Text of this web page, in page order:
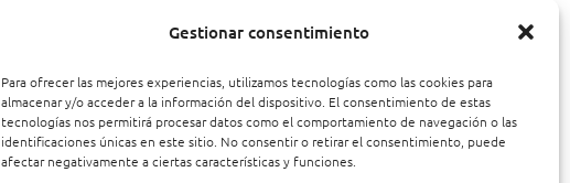
Gestionar consentimiento
Para ofrecer las mejores experiencias, utilizamos tecnologías como las cookies para
almacenar y/o acceder a la información del dispositivo. El consentimiento de estas
tecnologías nos permitirá procesar datos como el comportamiento de navegación o las
identificaciones únicas en este sitio. No consentir o retirar el consentimiento, puede
afectar negativamente a ciertas características y funciones.